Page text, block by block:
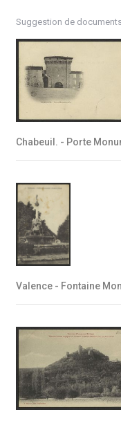
Suggestion de
Chabeuil. - Porte
Valence - Fontaine